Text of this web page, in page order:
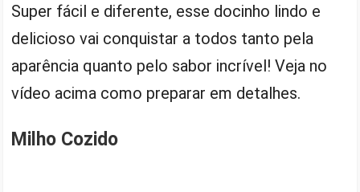
Super fácil e diferente, esse docinho lindo e
delicioso vai conquistar a todos tanto pela
aparência quanto pelo sabor incrível! Veja no
vídeo acima como preparar em detalhes.
Milho Cozido